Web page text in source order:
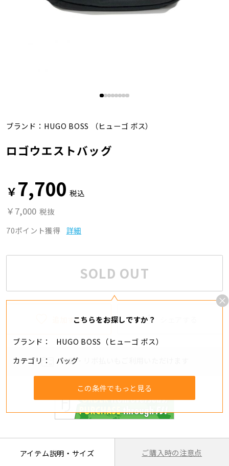
ブランド： HUGO BOSS （ヒューゴ ボス）
ロゴウエストバッグ
￥7,700 税込
￥7,000 税抜
70ポイント獲得
詳細
SOLD OUT
こちらをお探しですか？
ブランド
HUGO BOSS（ヒューゴ ボス）
カテゴリ
バッグ
この条件でもっと見る
追加する
分割・リボ払いもご利用いただけます
アイテム説明・サイズ ご購入時の注意点